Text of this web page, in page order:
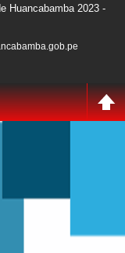
Huancabamba 2023 -